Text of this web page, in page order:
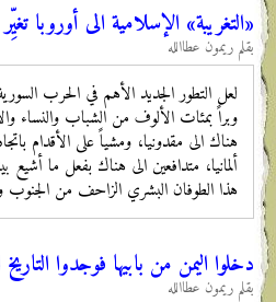
الزاحفين الى أوروبا بحراً
الى جزر اليونان القريبة، ومن
ومنها الى النمسا، قاصدين
اليها على مصراعيها. لكن